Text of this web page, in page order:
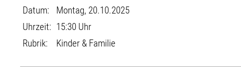
Datum:
Montag, 20.10.2025
Uhrzeit: 15:30 Uhr
Rubrik:
Kinder & Familie